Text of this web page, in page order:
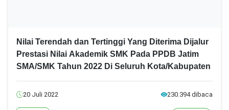
Nilai Terendah dan Tertinggi Yang Diterima Dijalur
Prestasi Nilai Akademik SMK Pada PPDB Jatim
SMA/SMK Tahun 2022 Di Seluruh Kota/Kabupaten
20 Juli 2022 230.394 dibaca